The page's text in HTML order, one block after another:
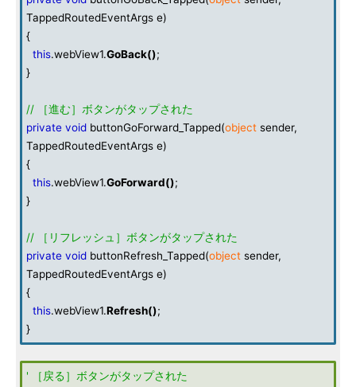
TappedRoutedEventArgs e)
{
this.webView1.GoBack();
}
// ［進む］ボタンがタップされた
private void buttonGoForward_Tapped(object sender,
TappedRoutedEventArgs e)
{
this.webView1.GoForward();
}
// ［リフレッシュ］ボタンがタップされた
private void buttonRefresh_Tapped(object sender,
TappedRoutedEventArgs e)
{
this.webView1.Refresh();
}
' ［戻る］ボタンがタップされた